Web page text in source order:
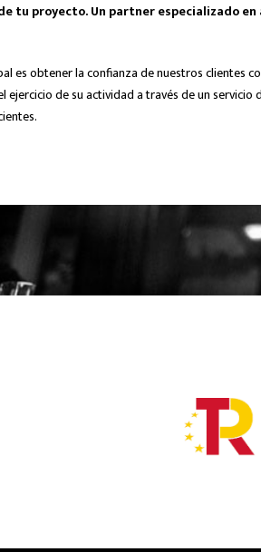
tu proyecto. Un partner especializado
es obtener la confianza de nuestros clientes
ejercicio de su actividad a través de un servicio